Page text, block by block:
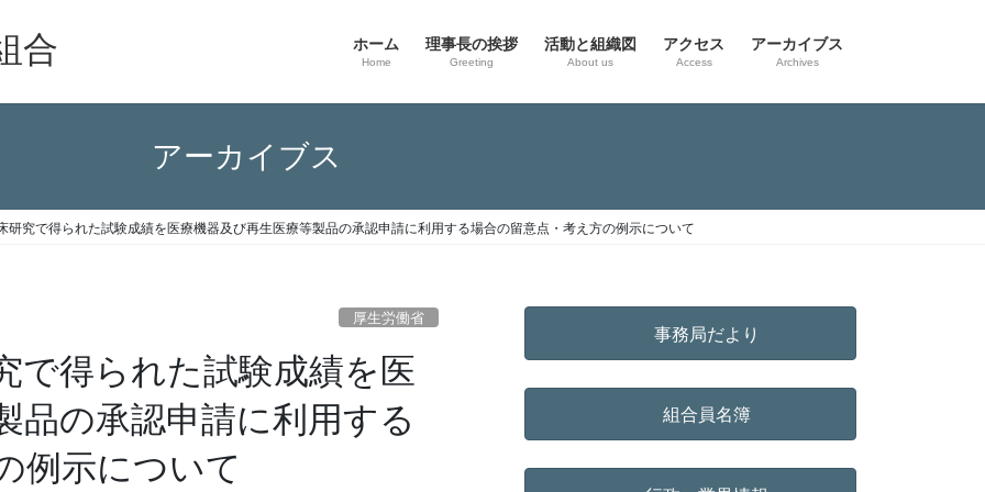
合 ホーム
Home
理事長の挨拶
Greeting
活動と組織図
About us
アクセス
Access
アーカイブス
Archives
アーカイブス
研究で得られた試験成績を医療機器及び再生医療等製品の承認申請に利用する場合の留意点・考え方の例示について
厚生労働省
で得られた試験成績を医
品の承認申請に利用する
例示について
事務局だより
組合員名簿